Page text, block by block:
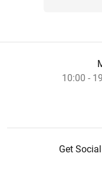
10:00 -
Get Social